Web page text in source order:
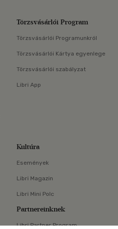
Törzsvásárlói Program
Törzsvásárlói Programunkról
Törzsvásárlói Kártya egyenlege
Törzsvásárlói szabályzat
Libri App
Kultúra
Események
Libri Magazin
Libri Mini Polc
Partnereinknek
Libri Partner Program